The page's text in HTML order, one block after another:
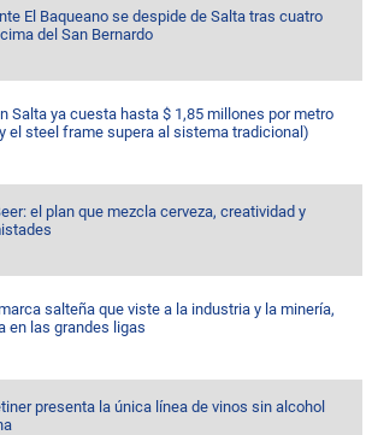
El Baqueano se despide de Salta tras cuatro
del San Bernardo
Salta ya cuesta hasta $ 1,85 millones por metro
el steel frame supera al sistema tradicional)
el plan que mezcla cerveza, creatividad y
salteña que viste a la industria y la minería,
en las grandes ligas
presenta la única línea de vinos sin alcohol